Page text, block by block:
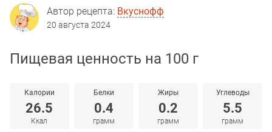
Автор рецепта: Вкуснофф
20 августа 2024
Пищевая ценность на 100 г
Калории
26.5
Ккал
Белки
0.4
грамм
Жиры
0.2
грамм
Углеводы
5.5
грамм